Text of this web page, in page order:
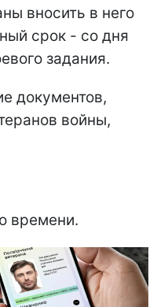
вносить в него
срок - со дня
задания.
документов,
войны,
времени.